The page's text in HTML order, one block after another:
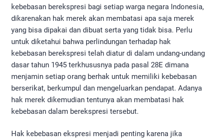
kebebasan berekspresi bagi setiap warga negara Indonesia,
dikarenakan hak merek akan membatasi apa saja merek
yang bisa dipakai dan dibuat serta yang tidak bisa. Perlu
untuk diketahui bahwa perlindungan terhadap hak
kebebasan berekspresi telah diatur di dalam undang-undang
dasar tahun 1945 terkhususnya pada pasal 28E dimana
menjamin setiap orang berhak untuk memiliki kebebasan
berserikat, berkumpul dan mengeluarkan pendapat. Adanya
hak merek dikemudian tentunya akan membatasi hak
kebebasan dalam berekspresi tersebut.
Hak kebebasan ekspresi menjadi penting karena jika